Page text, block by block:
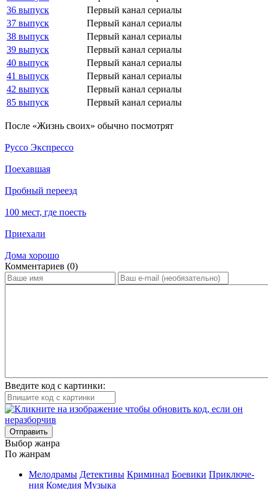
36 выпуск
Первый канал сериалы
37 выпуск
Первый канал сериалы
38 выпуск
Первый канал сериалы
39 выпуск
Первый канал сериалы
40 выпуск
Первый канал сериалы
41 выпуск
Первый канал сериалы
42 выпуск
Первый канал сериалы
85 выпуск
Первый канал сериалы
По­сле «Жизнь своих» обыч­но по­смот­рят
Руссо Экспрессо
Поехавшая
Пробный переезд
100 мест, где поесть
Приехали
Дома хорошо
Ком­мен­та­ри­ев (0)
Введите код с картинки:
Отправить
Вы­бор жан­ра
По жан­рам
Ме­ло­дра­мы Де­тек­ти­вы Кри­ми­нал Бое­ви­ки При­клю­че­
ния Ко­ме­дия Му­зы­ка